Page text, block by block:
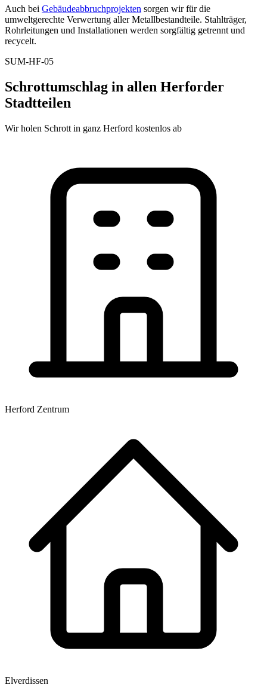
Auch bei Gebäudeabbruchprojekten sorgen wir für die
umweltgerechte Verwertung aller Metallbestandteile. Stahlträger,
Rohrleitungen und Installationen werden sorgfältig getrennt und
recycelt.
SUM-HF-05
Schrottumschlag in allen Herforder
Stadtteilen
Wir holen Schrott in ganz Herford kostenlos ab
Herford Zentrum
Elverdissen